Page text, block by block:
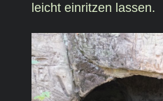
leicht einritzen lassen.